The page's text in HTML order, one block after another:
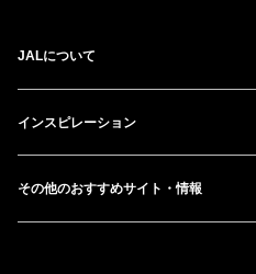
JALについて
インスピレーション
その他のおすすめサイト・情報